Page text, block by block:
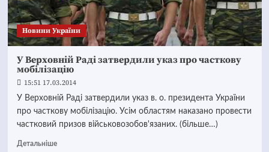
Новини України
У Верховній Раді затвердили указ про часткову
мобілізацію
15:51 17.03.2014
У Верховній Раді затвердили указ в. о. президента України
про часткову мобілізацію. Усім областям наказано провести
частковий призов військовозобов'язаних. (більше…)
Детальніше